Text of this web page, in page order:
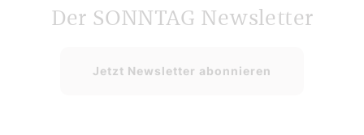
Der SONNTAG Newsletter
Jetzt Newsletter abonnieren